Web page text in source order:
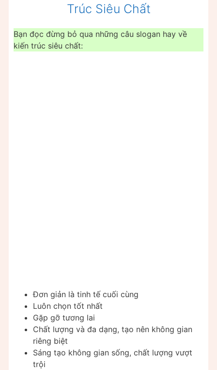
Trúc Siêu Chất
Bạn đọc đừng bỏ qua những câu slogan hay về
kiến trúc siêu chất:
Đơn giản là tinh tế cuối cùng
Luôn chọn tốt nhất
Gặp gỡ tương lai
Chất lượng và đa dạng, tạo nên không gian
riêng biệt
Sáng tạo không gian sống, chất lượng vượt
trội